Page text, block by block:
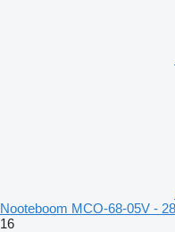
Nooteboom MCO-68-05V -
16